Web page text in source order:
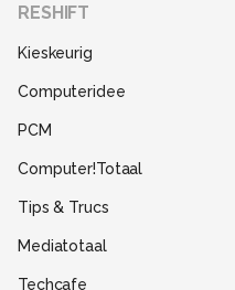
RESHIFT
Kieskeurig
Computeridee
PCM
Computer!Totaal
Tips & Trucs
Mediatotaal
Techcafe